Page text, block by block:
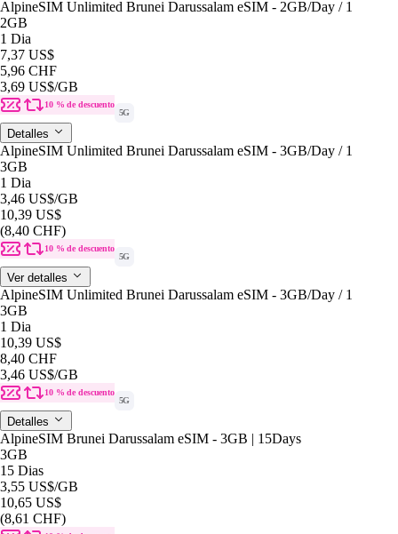
AlpineSIM Unlimited Brunei Darussalam eSIM - 2GB/Day / 1
2GB
1 Dia
7,37 US$
5,96 CHF
3,69 US$/GB
10 % de descuento
5G
Detalles
AlpineSIM Unlimited Brunei Darussalam eSIM - 3GB/Day / 1
3GB
1 Dia
3,46 US$/GB
10,39 US$
(8,40 CHF)
10 % de descuento
5G
Ver detalles
AlpineSIM Unlimited Brunei Darussalam eSIM - 3GB/Day / 1
3GB
1 Dia
10,39 US$
8,40 CHF
3,46 US$/GB
10 % de descuento
5G
Detalles
AlpineSIM Brunei Darussalam eSIM - 3GB | 15Days
3GB
15 Dias
3,55 US$/GB
10,65 US$
(8,61 CHF)